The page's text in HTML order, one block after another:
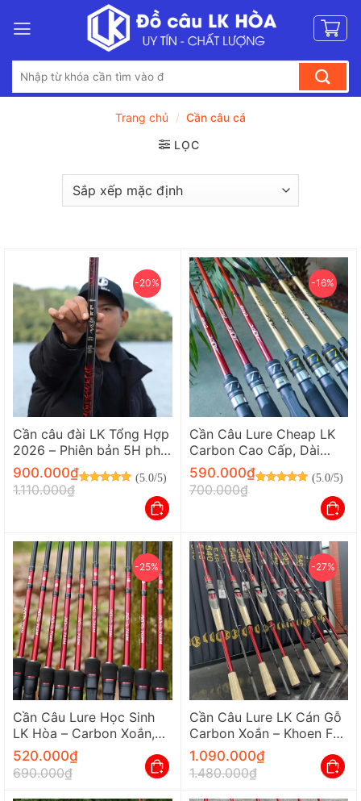
qua
dung
kiếm:
Trang chủ / Cần câu cá
LỌC
-20%
Cần câu đài LK Tổng Hợp
2026 – Phiên bản 5H phôi
Carbon cao cấp
(5.0/5)
900.000₫
1.110.000₫
-16%
Cần Câu Lure Cheap LK
Carbon Cao Cấp, Dài
1M98 – Khoen Fuji, Giá Rẻ
Cho Sinh Viên
(5.0/5)
590.000₫
700.000₫
-25%
Cần Câu Lure Học Sinh
LK Hòa – Carbon Xoắn,
Dài 2M1, Độ Cứng M
520.000₫
690.000₫
-27%
Cần Câu Lure LK Cán Gỗ
Carbon Xoắn – Khoen Fuji
Chính Hãng
1.090.000₫
1.480.000₫